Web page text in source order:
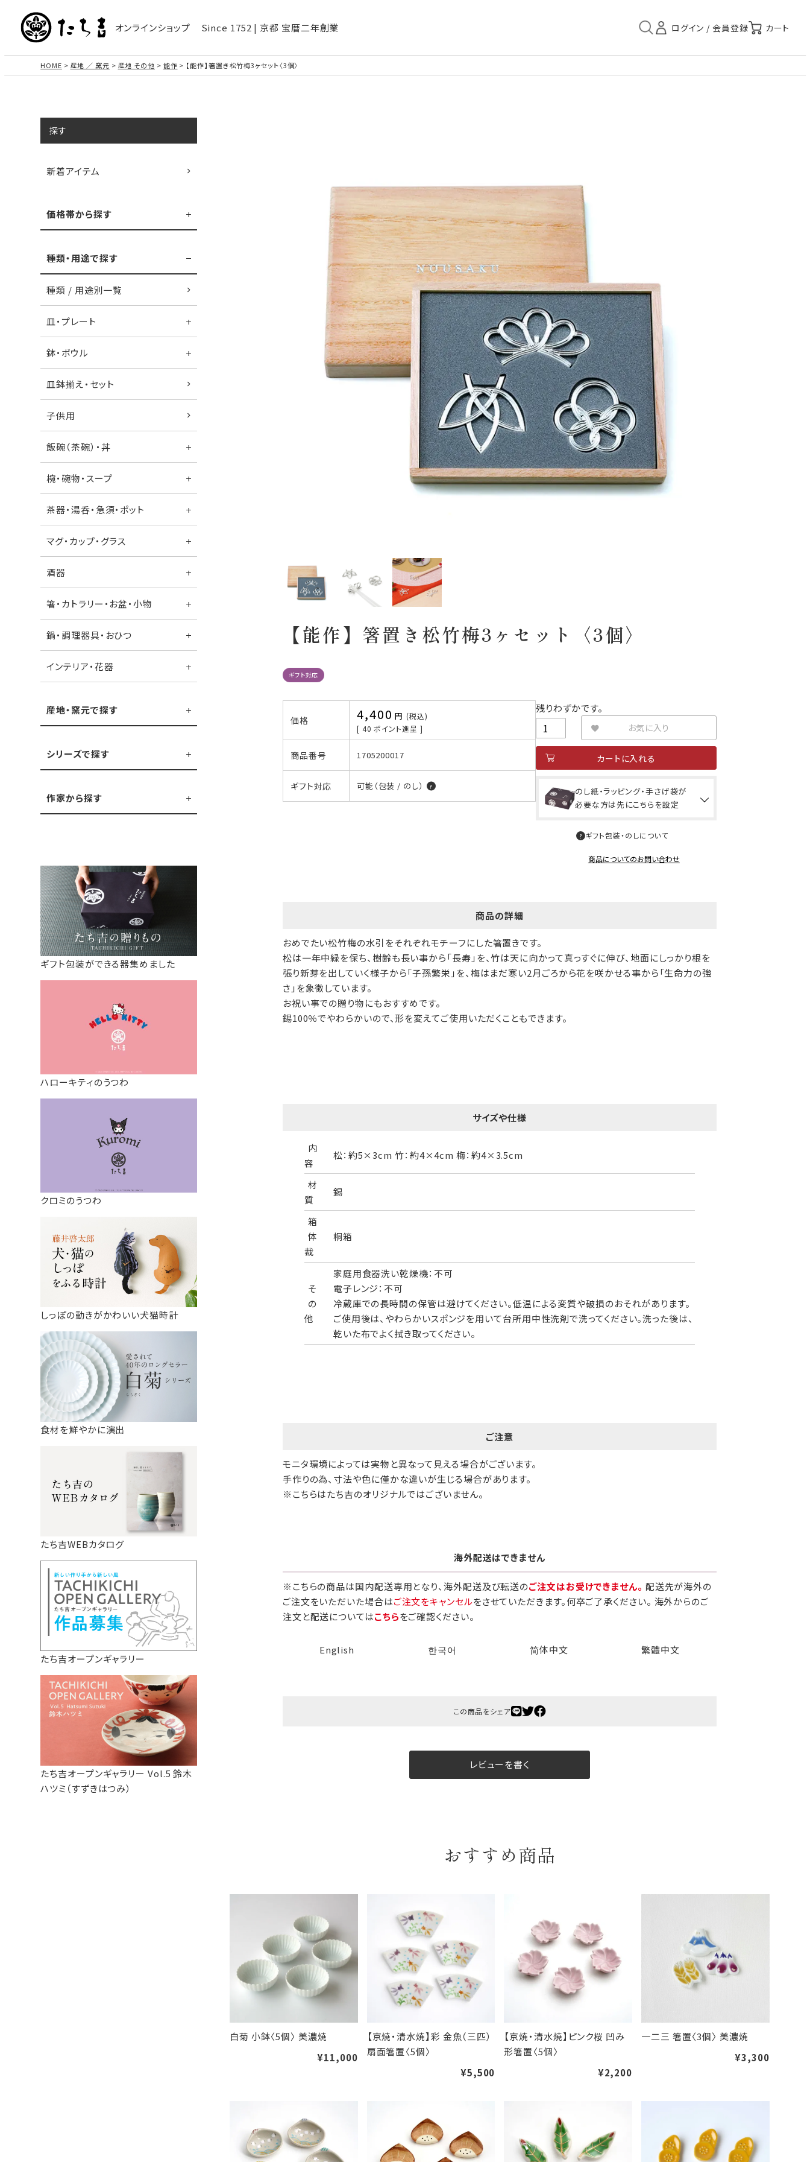
オンラインショップ Since 1752 | 京都 宝暦二年創業
HOME 産地 ／ 窯元 産地 その他 能作 【能作】箸置き松竹梅3ヶセット〈3個〉
探す
新着アイテム
価格帯から探す
種類・用途で探す
種類 / 用途別一覧
皿・プレート
鉢・ボウル
皿鉢揃え・セット
子供用
飯碗（茶碗）・丼
椀・碗物・スープ
茶器・湯呑・急須・ポット
マグ・カップ・グラス
酒器
箸・カトラリー・お盆・小物
鍋・調理器具・おひつ
インテリア・花器
産地・窯元で探す
シリーズで探す
作家から探す
ギフト包装ができる器集めました
ハローキティのうつわ
クロミのうつわ
しっぽの動きがかわいい犬猫時計
食材を鮮やかに演出
たち吉WEBカタログ
たち吉オープンギャラリー
たち吉オープンギャラリー Vol.5 鈴木
ハツミ（すずきはつみ）
【能作】箸置き松竹梅3ヶセット〈3個〉
ギフト対応
価格 4,400
税込
[ 40 ポイント進呈 ]
商品番号 1705200017
ギフト対応 可能（包装 / のし）
A.一般的なギフトに使用する包装紙です。
B.婚礼や出産、長寿祝などに使用する包装紙です。
A
B
のし・包装体裁により、紐（ひも）掛けしない場合があります。
天掛け包装について
段ボールの上から熨斗紙・包装紙をか
手提袋はお付けできません。
ギフト袋について
手提げ袋について
ご注文時に、ご希望枚数をご記入ください。
32.5cm
幅
9cm
サイズ
30cm
袋のサイズは当店で最適なものをご用意いたします。
のしについてはこちらをご覧ください
残りわずかです。
お気に入り
カートに入れる
のし紙・ラッピング・手さげ袋が
必要な方は先にこちらを設定
ギフト包装・のしについて
商品についてのお問い合わせ
商品の詳細
おめでたい松竹梅の水引をそれぞれモチーフにした箸置きです。
松は一年中緑を保ち、樹齢も長い事から「長寿」を、竹は天に向かって真っすぐに伸び、地面にしっかり根を
張り新芽を出していく様子から「子孫繁栄」を、梅はまだ寒い2月ごろから花を咲かせる事から「生命力の強
さ」を象徴しています。
お祝い事での贈り物にもおすすめです。
錫100％でやわらかいので、形を変えてご使用いただくこともできます。
サイズや仕様
内
容
松：約5×3cm 竹：約4×4cm 梅：約4×3.5cm
材
質
錫
箱
体
裁
桐箱
そ
の
他
家庭用食器洗い乾燥機：不可
電子レンジ：不可
冷蔵庫での長時間の保管は避けてください。低温による変質や破損のおそれがあります。
ご使用後は、やわらかいスポンジを用いて台所用中性洗剤で洗ってください。洗った後は、
乾いた布でよく拭き取ってください。
ご注意
モニタ環境によっては実物と異なって見える場合がございます。
手作りの為、寸法や色に僅かな違いが生じる場合があります。
※こちらはたち吉のオリジナルではございません。
海外配送はできません
※こちらの商品は国内配送専用となり、海外配送及び転送のご注文はお受けできません。 配送先が海外の
ご注文をいただいた場合はご注文をキャンセルをさせていただきます。何卒ご了承ください。 海外からのご
注文と配送についてはこちらをご確認ください。
English 한국어 简体中文 繁體中文
この商品をシェア
レビューを書く
おすすめ商品
白菊 小鉢〈5個〉 美濃焼
¥11,000
【京焼・清水焼】彩 金魚（三匹）
扇面箸置〈5個〉
¥5,500
【京焼・清水焼】ピンク桜 凹み
形箸置〈5個〉
¥2,200
一二三 箸置〈3個〉 美濃焼
¥3,300